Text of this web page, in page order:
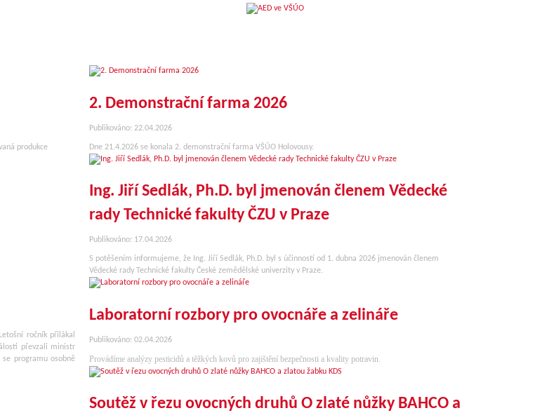
produkce
ročník přilákal
převzali ministr
programu osobně
2. Demonstrační farma 2026
Publikováno: 22.04.2026
Dne 21.4.2026 se konala 2. demonstrační farma VŠÚO Holovousy.
Ing. Jiří Sedlák, Ph.D. byl jmenován členem Vědecké
rady Technické fakulty ČZU v Praze
Publikováno: 17.04.2026
S potěšením informujeme, že Ing. Jiří Sedlák, Ph.D. byl s účinností od 1. dubna 2026 jmenován členem
Vědecké rady Technické fakulty České zemědělské univerzity v Praze.
Laboratorní rozbory pro ovocnáře a zelináře
Publikováno: 02.04.2026
Provádíme analýzy pesticidů a těžkých kovů pro zajištění bezpečnosti a kvality potravin.
Soutěž v řezu ovocných druhů O zlaté nůžky BAHCO a